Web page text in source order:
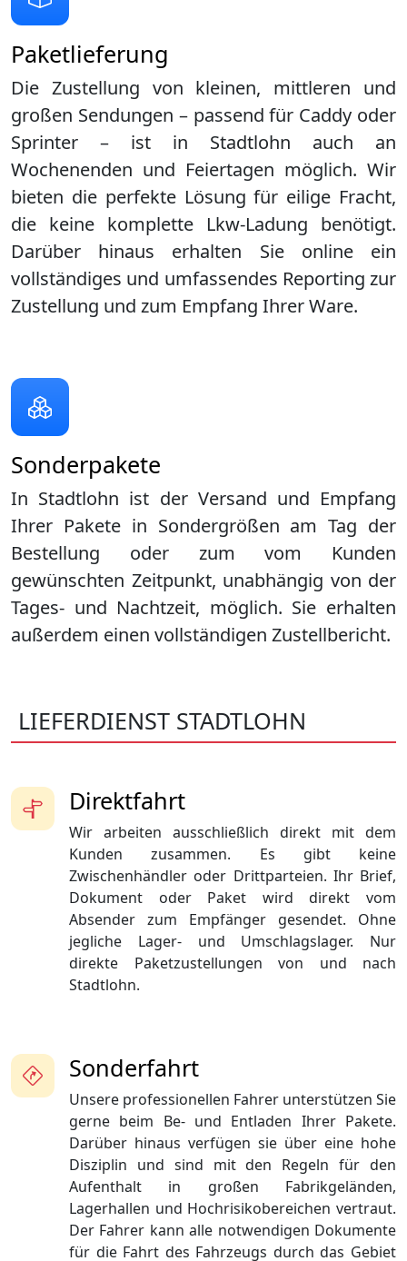
Paketlieferung
Die Zustellung von kleinen, mittleren und
großen Sendungen – passend für Caddy oder
Sprinter – ist in Stadtlohn auch an
Wochenenden und Feiertagen möglich. Wir
bieten die perfekte Lösung für eilige Fracht,
die keine komplette Lkw-Ladung benötigt.
Darüber hinaus erhalten Sie online ein
vollständiges und umfassendes Reporting zur
Zustellung und zum Empfang Ihrer Ware.
Sonderpakete
In Stadtlohn ist der Versand und Empfang
Ihrer Pakete in Sondergrößen am Tag der
Bestellung oder zum vom Kunden
gewünschten Zeitpunkt, unabhängig von der
Tages- und Nachtzeit, möglich. Sie erhalten
außerdem einen vollständigen Zustellbericht.
LIEFERDIENST STADTLOHN
Sonderfahrt
Unsere professionellen Fahrer unterstützen Sie
gerne beim Be- und Entladen Ihrer Pakete.
Darüber hinaus verfügen sie über eine hohe
Disziplin und sind mit den Regeln für den
Aufenthalt in großen Fabrikgeländen,
Lagerhallen und Hochrisikobereichen vertraut.
Der Fahrer kann alle notwendigen Dokumente
für die Fahrt des Fahrzeugs durch das Gebiet
Direktfahrt
Wir arbeiten ausschließlich direkt mit dem
Kunden zusammen. Es gibt keine
Zwischenhändler oder Drittparteien. Ihr Brief,
Dokument oder Paket wird direkt vom
Absender zum Empfänger gesendet. Ohne
jegliche Lager- und Umschlagslager. Nur
direkte Paketzustellungen von und nach
Stadtlohn.